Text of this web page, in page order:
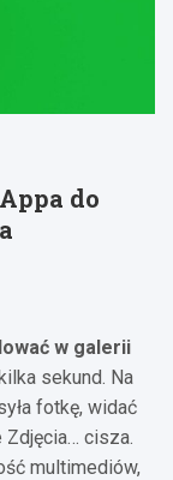
do
w galerii
sekund. Na
fotkę, widać
Zdjęcia… cisza.
multimediów,